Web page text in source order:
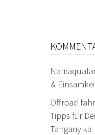
&
Offroad
Tipps für
Tanganyika